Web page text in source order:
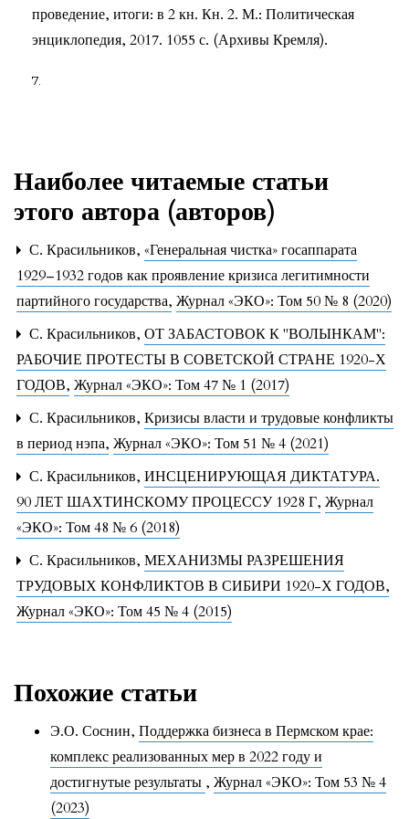
проведение, итоги: в 2 кн. Кн. 2. М.: Политическая
энциклопедия, 2017. 1055 с. (Архивы Кремля).
Наиболее читаемые статьи
этого автора (авторов)
С. Красильников, «Генеральная чистка» госаппарата
1929–1932 годов как проявление кризиса легитимности
партийного государства, Журнал «ЭКО»: Том 50 № 8 (2020)
С. Красильников, ОТ ЗАБАСТОВОК К "ВОЛЫНКАМ":
РАБОЧИЕ ПРОТЕСТЫ В СОВЕТСКОЙ СТРАНЕ 1920-Х
ГОДОВ, Журнал «ЭКО»: Том 47 № 1 (2017)
С. Красильников, Кризисы власти и трудовые конфликты
в период нэпа, Журнал «ЭКО»: Том 51 № 4 (2021)
С. Красильников, ИНСЦЕНИРУЮЩАЯ ДИКТАТУРА.
90 ЛЕТ ШАХТИНСКОМУ ПРОЦЕССУ 1928 Г, Журнал
«ЭКО»: Том 48 № 6 (2018)
С. Красильников, МЕХАНИЗМЫ РАЗРЕШЕНИЯ
ТРУДОВЫХ КОНФЛИКТОВ В СИБИРИ 1920-Х ГОДОВ,
Журнал «ЭКО»: Том 45 № 4 (2015)
Похожие статьи
Э.О. Соснин, Поддержка бизнеса в Пермском крае:
комплекс реализованных мер в 2022 году и
достигнутые результаты , Журнал «ЭКО»: Том 53 № 4
(2023)